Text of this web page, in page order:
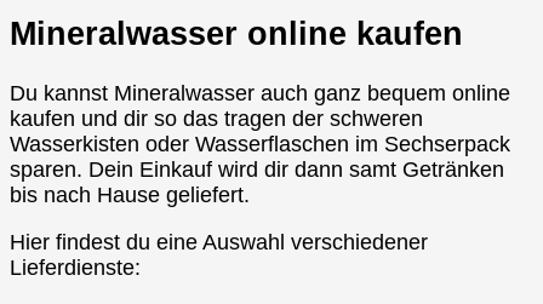
Mineralwasser online kaufen
Du kannst Mineralwasser auch ganz bequem online
kaufen und dir so das tragen der schweren
Wasserkisten oder Wasserflaschen im Sechserpack
sparen. Dein Einkauf wird dir dann samt Getränken
bis nach Hause geliefert.
Hier findest du eine Auswahl verschiedener
Lieferdienste: